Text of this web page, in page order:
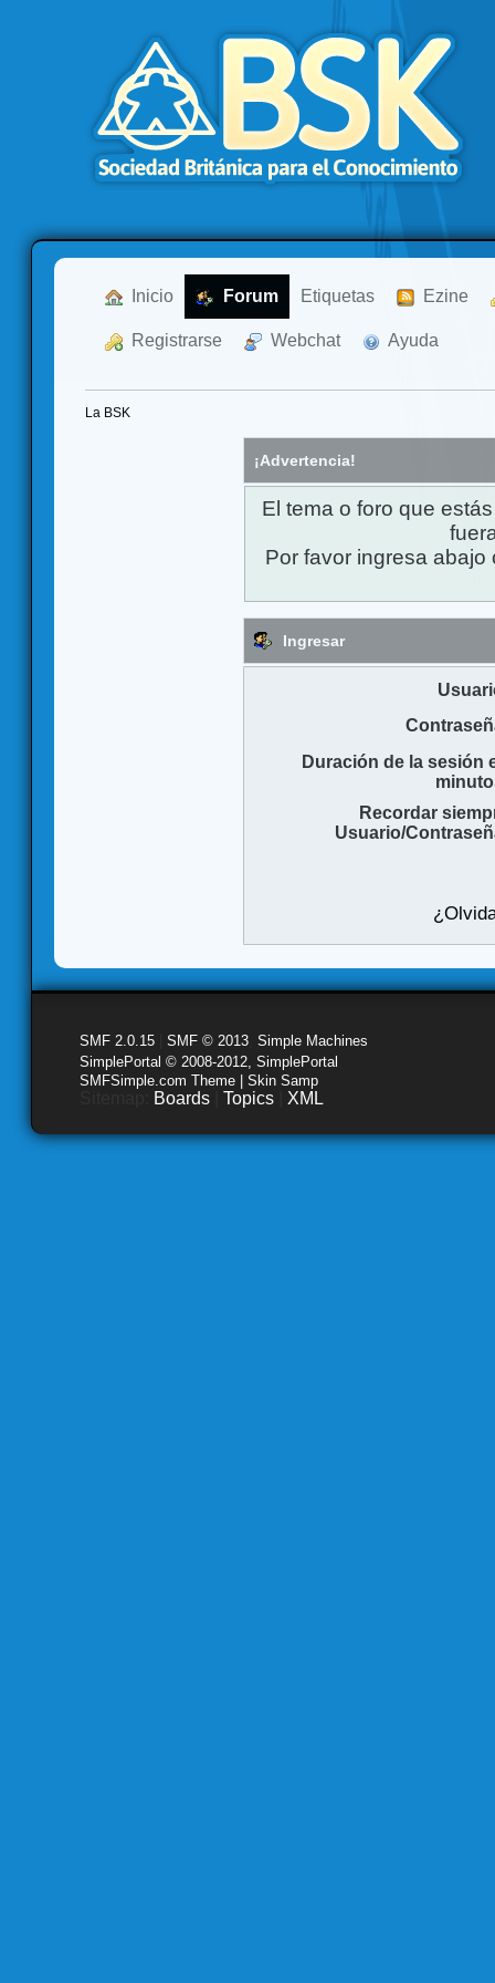
Inicio Forum Etiquetas Ezine
Registrarse Webchat Ayuda
La BSK
¡Advertencia!
El tema o foro que
Por favor ingresa
Ingresar
Duración de la sesión
Recordar
Usuario/
SMF 2.0.15 SMF © 2013 Simple Machines
SimplePortal © 2008-2012, SimplePortal
SMFSimple.com Theme | Skin Samp
Boards Topics XML